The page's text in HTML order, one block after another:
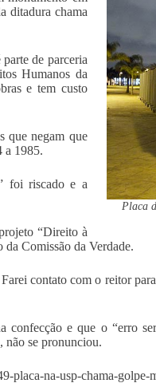
Placa
ditadura chama
de parceria
Humanos da
e tem custo
que negam que
a 1985.
foi riscado e a
“Direito à
Comissão da Verdade.
contato com o reitor
e que o “erro
não se pronunciou.
placa-na-usp-chama-golpe-